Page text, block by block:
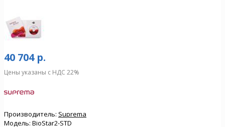
40 704 р.
Цены указаны с НДС 22%
Производитель: Suprema
Модель: BioStar2-STD